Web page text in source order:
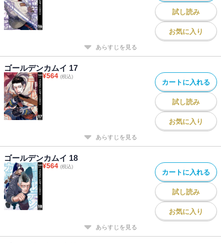
試し読み
お気に入り
あらすじを見る
ゴールデンカムイ 17
¥564 (税込)
カートに入れる
試し読み
お気に入り
あらすじを見る
ゴールデンカムイ 18
¥564 (税込)
カートに入れる
試し読み
お気に入り
あらすじを見る